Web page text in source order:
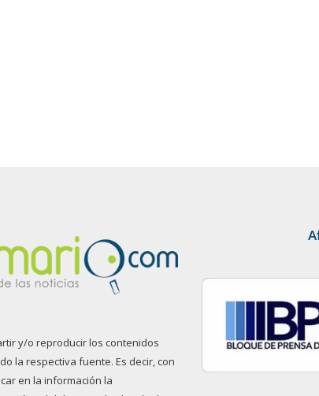
y/o reproducir los contenidos
la respectiva fuente. Es decir, con
en la información la